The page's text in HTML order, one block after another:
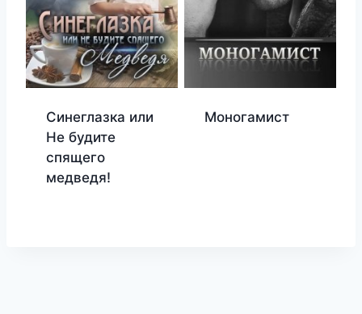
Синеглазка или
Не будите
спящего
медведя!
Моногамист